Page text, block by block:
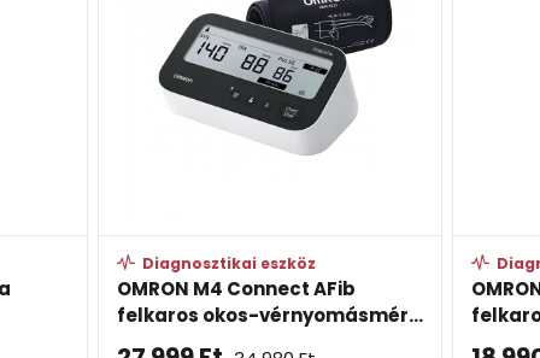
Diagnosztikai eszköz
OMRON M4 Connect AFib
felkaros okos-vérnyomásmér...